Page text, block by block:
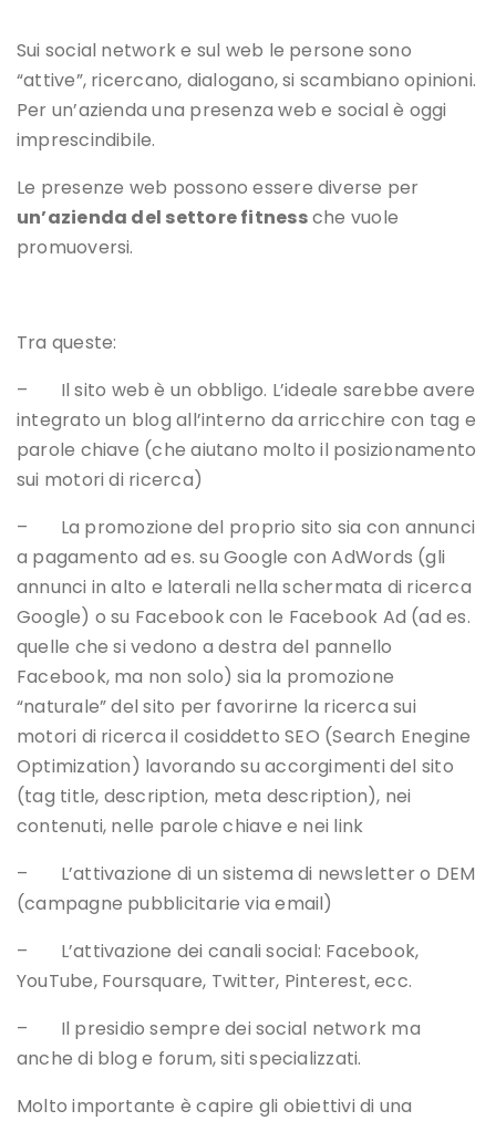
Sui social network e sul web le persone sono
“attive”, ricercano, dialogano, si scambiano opinioni.
Per un’azienda una presenza web e social è oggi
imprescindibile.
Le presenze web possono essere diverse per
un’azienda del settore fitnessche vuole
promuoversi.
Tra queste:
– Il sito web è un obbligo. L’ideale sarebbe avere
integrato un blog all’interno da arricchire con tag e
parole chiave (che aiutano molto il posizionamento
sui motori di ricerca)
– La promozione del proprio sito sia con annunci
a pagamento ad es. su Google con AdWords (gli
annunci in alto e laterali nella schermata di ricerca
Google) o su Facebook con le Facebook Ad (ad es.
quelle che si vedono a destra del pannello
Facebook, ma non solo) sia la promozione
“naturale” del sito per favorirne la ricerca sui
motori di ricerca il cosiddetto SEO (Search Enegine
Optimization) lavorando su accorgimenti del sito
(tag title, description, meta description), nei
contenuti, nelle parole chiave e nei link
– L’attivazione di un sistema di newsletter o DEM
(campagne pubblicitarie via email)
– L’attivazione dei canali social: Facebook,
YouTube, Foursquare, Twitter, Pinterest, ecc.
– Il presidio sempre dei social network ma
anche di blog e forum, siti specializzati.
Molto importante è capire gli obiettivi di una